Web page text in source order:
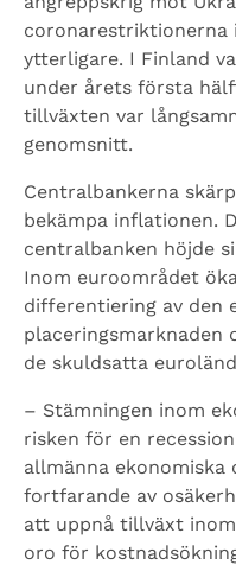
coronarestriktionerna
ytterligare. I Finland
under årets första
tillväxten var
genomsnitt.
Centralbankerna
bekämpa inflationen.
centralbanken höjde
Inom euroområdet
differentiering av den
placeringsmarknaden
de skuldsatta
– Stämningen inom
risken för en
allmänna ekonomiska
fortfarande av
att uppnå tillväxt
oro för